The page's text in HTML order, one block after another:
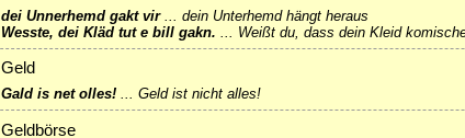
dei Unnerhemd gakt vir... dein Unterhemd hängt heraus
Wesste, dei Kläd tut e bill gakn.
Weißt du, dass dein Kleid
Geld
Gald is net olles!... Geld ist nicht alles!
Geldbörse